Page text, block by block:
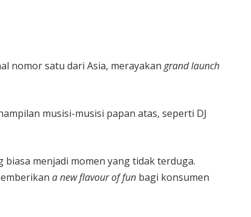
nomor satu dari Asia, merayakan grand launch
musisi-musisi papan atas, seperti DJ
menjadi momen yang tidak terduga.
a new flavour of fun bagi konsumen